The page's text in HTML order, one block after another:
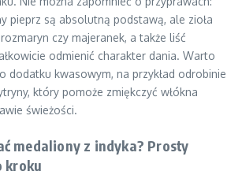
pieprz są absolutną podstawą, ale zioła
czy majeranek, a także liść
odmienić charakter dania. Warto
dodatku kwasowym, na przykład odrobinie
który pomoże zmiękczyć włókna
świeżości.
medaliony z indyka? Prosty
kroku